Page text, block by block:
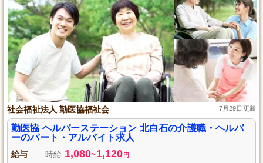
社会福祉法人 勤医協福祉会 7月29日更新
勤医協 ヘルパーステーション 北白石の介護職・ヘルパ
ーのパート・アルバイト求人
給与 時給 1,080~1,120 円